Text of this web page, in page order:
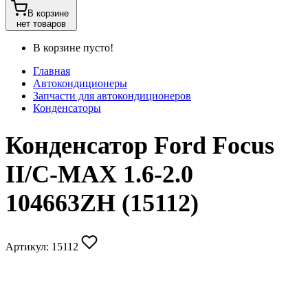
В корзине
нет товаров
В корзине пусто!
Главная
Автокондиционеры
Запчасти для автокондиционеров
Конденсаторы
Конденсатор Ford Focus
II/C-MAX 1.6-2.0
104663ZH (15112)
Артикул: 15112